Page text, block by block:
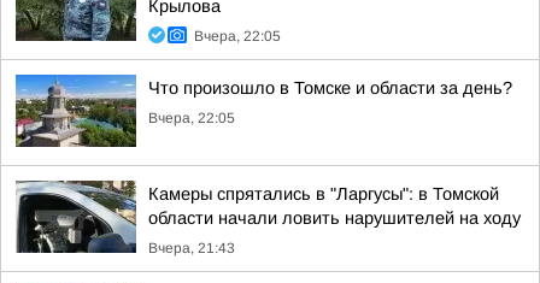
Крылова
Вчера, 22:05
Что произошло в Томске и области за день?
Вчера, 22:05
Камеры спрятались в "Ларгусы": в Томской
области начали ловить нарушителей на ходу
Вчера, 21:43